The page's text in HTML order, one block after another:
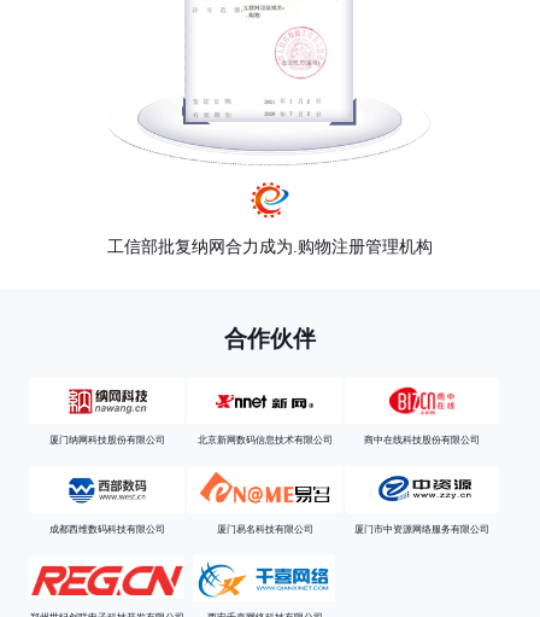
工信部批复纳网合力成为.购物注册管理机构
合作伙伴
厦门纳网科技股份有限公司 北京新网数码信息技术有限公司 商中在线科技股份有限公司
成都西维数码科技有限公司 厦门易名科技有限公司 厦门市中资源网络服务有限公司